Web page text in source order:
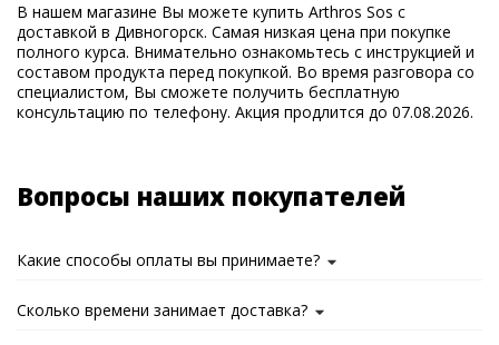
В нашем магазине Вы можете купить Arthros Sos с
доставкой в Дивногорск. Самая низкая цена при покупке
полного курса. Внимательно ознакомьтесь с инструкцией и
составом продукта перед покупкой. Во время разговора со
специалистом, Вы сможете получить бесплатную
консультацию по телефону. Акция продлится до 07.08.2026.
Вопросы наших покупателей
Какие способы оплаты вы принимаете?
Сколько времени занимает доставка?